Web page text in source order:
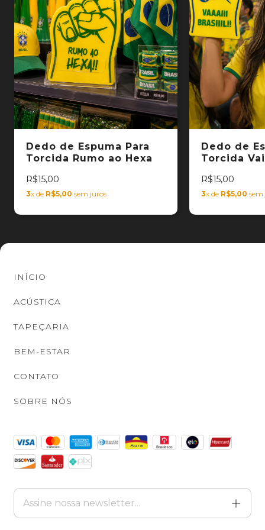
Dedo de Espuma Para
Torcida Rumo ao Hexa
R$15,00
3x de R$5,00 sem juros
Dedo de
Torcida
R$15,00
3x de R$5,00 sem
INÍCIO
ACÚSTICA
TAPEÇARIA
BEM-ESTAR
CONTATO
SOBRE NÓS